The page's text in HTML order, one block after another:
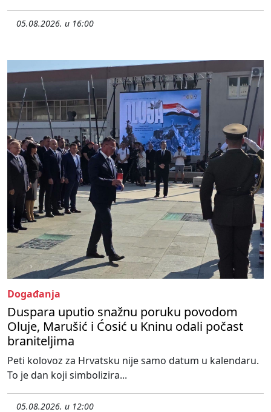
05.08.2026. u 16:00
Događanja
Duspara uputio snažnu poruku povodom
Oluje, Marušić i Ćosić u Kninu odali počast
braniteljima
Peti kolovoz za Hrvatsku nije samo datum u kalendaru.
To je dan koji simbolizira...
05.08.2026. u 12:00